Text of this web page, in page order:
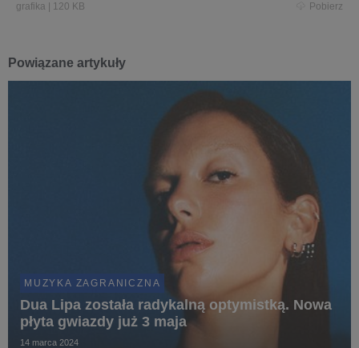
grafika 120 KB Pobierz
Powiązane artykuły
MUZYKA ZAGRANICZNA
Dua Lipa została radykalną optymistką. Nowa
płyta gwiazdy już 3 maja
14 marca 2024